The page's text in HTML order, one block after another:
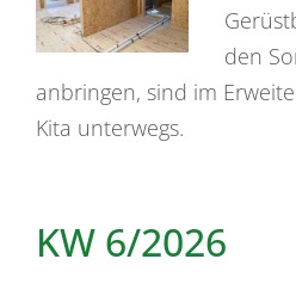
den
anbringen, sind im
Kita unterwegs.
KW 6/2026